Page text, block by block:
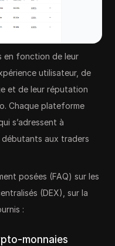
en fonction de leur
utilisateur, de
et de leur réputation
Chaque plateforme
s’adressent à
aux traders
posées (FAQ) sur les
(DEX), sur la
:
monnaies